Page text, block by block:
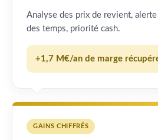
Analyse des prix de revient,
des temps, priorité cash.
+1,7 M€/an de marge
GAINS CHIFFRÉS